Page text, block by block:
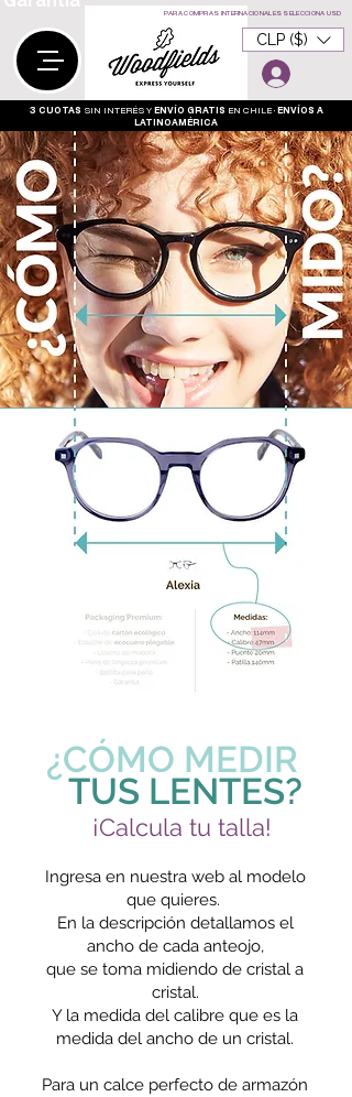
CLP ($)
PARA COMPRAS INTERNACIONALES SELECCIONA USD
3 CUOTAS SIN INTERÉS Y ENVÍO GRATIS EN CHILE • ENVÍOS A
LATINOAMÉRICA
¿CÓMO MEDIR
TUS LENTES?
¡Calcula tu talla!
Ingresa en nuestra web al modelo
que quieres.
En la descripción detallamos el
ancho de cada anteojo,
que se toma midiendo de cristal a
cristal.
Y la medida del calibre que es la
medida del ancho de un cristal.
Para un calce perfecto de armazón